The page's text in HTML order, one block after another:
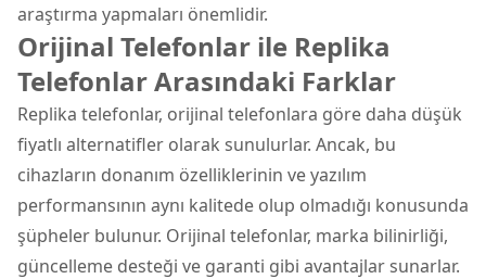
araştırma yapmaları önemlidir.
Orijinal Telefonlar ile Replika
Telefonlar Arasındaki Farklar
Replika telefonlar, orijinal telefonlara göre daha düşük
fiyatlı alternatifler olarak sunulurlar. Ancak, bu
cihazların donanım özelliklerinin ve yazılım
performansının aynı kalitede olup olmadığı konusunda
şüpheler bulunur. Orijinal telefonlar, marka bilinirliği,
güncelleme desteği ve garanti gibi avantajlar sunarlar.